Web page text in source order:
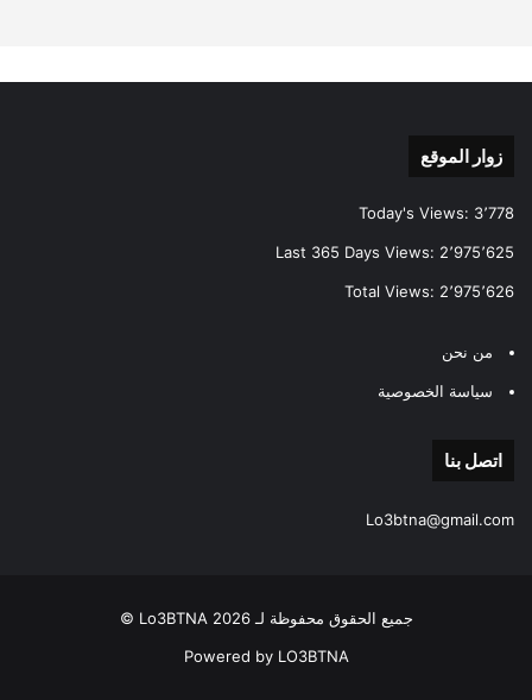
زوار الموقع
Today's Views: 3٬778
Last 365 Days Views: 2٬975٬625
Total Views: 2٬975٬626
من نحن
سياسة الخصوصية
اتصل بنا
Lo3btna@gmail.com
جميع الحقوق محفوظة لـ Lo3BTNA 2026 ©
Powered by LO3BTNA